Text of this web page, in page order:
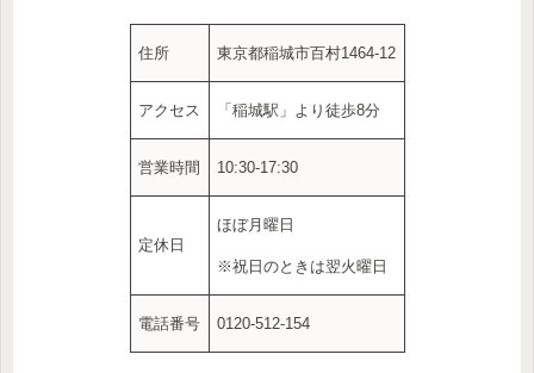
住所 東京都稲城市百村1464-12
アクセス 「稲城駅」より徒歩8分
営業時間 10:30-17:30
定休日
ほぼ月曜日
※祝日のときは翌火曜日
電話番号 0120-512-154